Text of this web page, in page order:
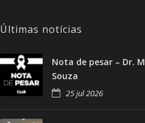
Últimas notícias
Nota de pesar – Dr.
Souza
25 jul 2026